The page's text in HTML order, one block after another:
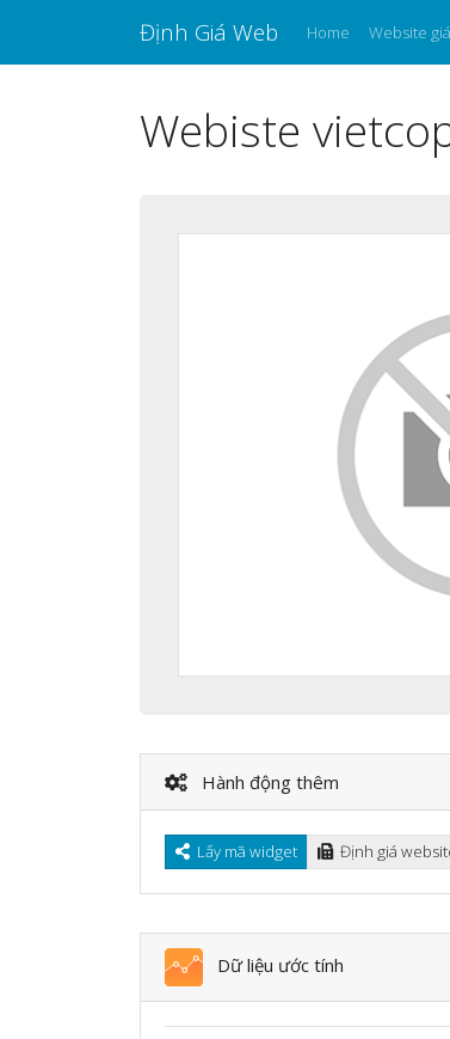
Định Giá Web Home Website
Webiste
Hành động thêm
Lấy mã widget Định giá
Dữ liệu ước tính